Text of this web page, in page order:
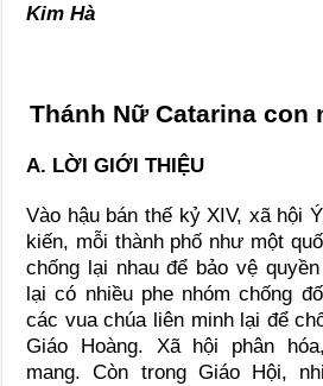
Kim Hà
Thánh Nữ Catarina
A. LỜI GIỚI THIỆU
Vào hậu bán thế kỷ XIV, xã hội
kiến, mỗi thành phố như một
chống lại nhau để bảo vệ
lại có nhiều phe nhóm chống
các vua chúa liên minh lại để
Giáo Hoàng. Xã hội phân
mang. Còn trong Giáo Hội,